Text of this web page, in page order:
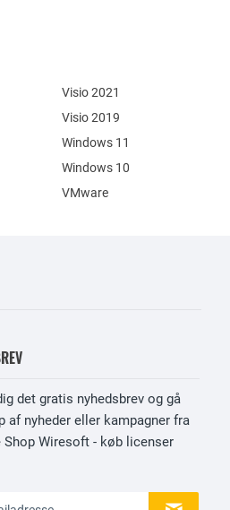
Visio 2021
Visio 2019
Windows 11
Windows 10
VMware
det gratis nyhedsbrev og gå
af nyheder eller kampagner fra
Shop Wiresoft - køb licenser